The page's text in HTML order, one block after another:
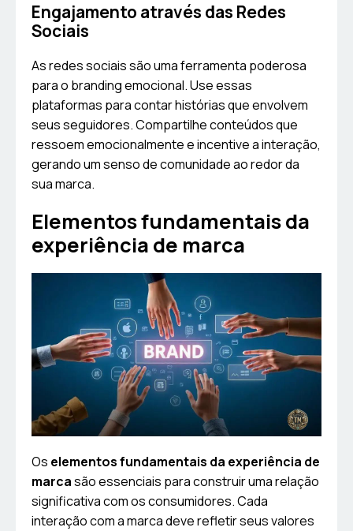
Engajamento através das Redes
Sociais
As redes sociais são uma ferramenta poderosa
para o branding emocional. Use essas
plataformas para contar histórias que envolvem
seus seguidores. Compartilhe conteúdos que
ressoem emocionalmente e incentive a interação,
gerando um senso de comunidade ao redor da
sua marca.
Elementos fundamentais da
experiência de marca
Os elementos fundamentais da experiência de
marcasão essenciais para construir uma relação
significativa com os consumidores. Cada
interação com a marca deve refletir seus valores